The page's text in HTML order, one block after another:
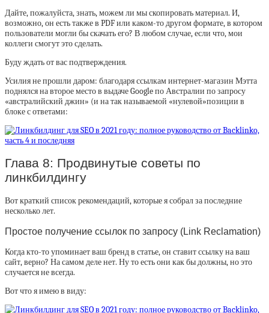
Дайте, пожалуйста, знать, можем ли мы скопировать материал. И,
возможно, он есть также в PDF или каком-то другом формате, в котором
пользователи могли бы скачать его? В любом случае, если что, мои
коллеги смогут это сделать.
Буду ждать от вас подтверждения.
Усилия не прошли даром: благодаря ссылкам интернет-магазин Мэтта
поднялся на второе место в выдаче Google по Австралии по запросу
«австралийский джин» (и на так называемой «нулевой»позиции в
блоке с ответами:
Глава 8: Продвинутые советы по
линкбилдингу
Вот краткий список рекомендаций, которые я собрал за последние
несколько лет.
Простое получение ссылок по запросу (Link Reclamation)
Когда кто-то упоминает ваш бренд в статье, он ставит ссылку на ваш
сайт, верно? На самом деле нет. Ну то есть они как бы должны, но это
случается не всегда.
Вот что я имею в виду: